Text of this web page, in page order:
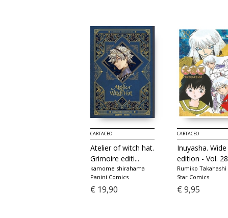
CARTACEO
Atelier of witch hat.
Grimoire editi...
kamome shirahama
Panini Comics
€ 19,90
CARTACEO
Inuyasha. Wide
edition - Vol. 28
Rumiko Takahashi
Star Comics
€ 9,95